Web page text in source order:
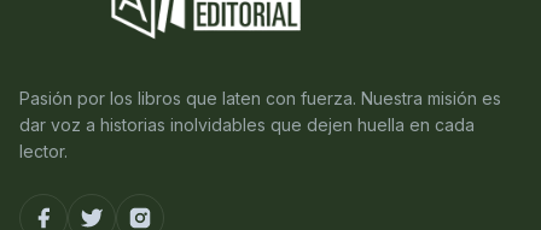
Pasión por los libros que laten con fuerza. Nuestra misión es
dar voz a historias inolvidables que dejen huella en cada
lector.